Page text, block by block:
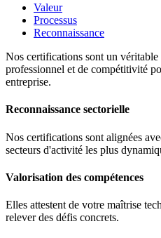
Valeur
Processus
Reconnaissance
Nos certifications sont un
professionnel et de compétitivité
entreprise.
Reconnaissance sectorielle
Nos certifications sont alignées
secteurs d'activité les plus
Valorisation des compétences
Elles attestent de votre maîtrise
relever des défis concrets.